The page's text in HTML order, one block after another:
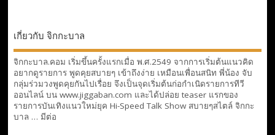
เกี่ยวกับ จิกกะบาล
จิกกะบาล.คอม เริ่มขึ้นครั้งแรกเมื่อ พ.ศ.2549 จากการเริ่มต้นแนวคิด
อยากดูรายการ พูดคุยสบายๆ เข้าถึงง่าย เหมือนเพื่อนสนิท พี่น้อง จับ
กลุ่มร่วมวงพูดคุยกันไปเรื่อย จึงเป็นจุดเริ่มต้นก่อกำเนิดรายการทีวี
ออนไลน์ บน www.jiggaban.com และได้ปล่อย teaser แรกของ
รายการบันเทิงแนวใหม่ยุค Hi-Speed Talk Show สบายๆสไตล์ จิกกะ
บาล … มีต่อ